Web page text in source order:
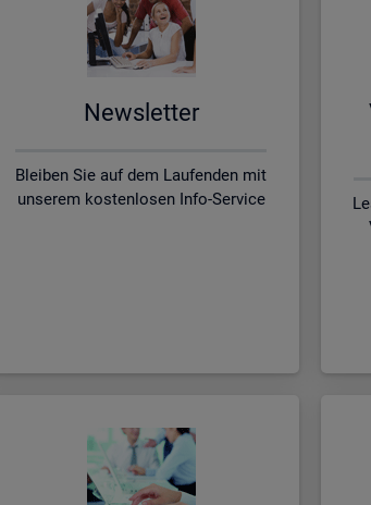
News­let­ter
Bleiben Sie auf dem Laufenden mit
unserem kostenlosen Info-Service